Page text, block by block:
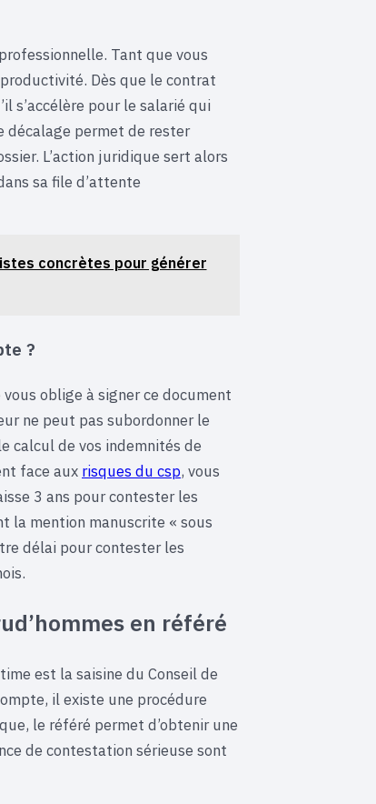
Tant que vous
Dès que le contrat
s’accélère pour le salarié qui
décalage permet de rester
L’action juridique sert alors
sa file d’attente
concrètes pour générer
?
vous oblige à signer ce document
ne peut pas subordonner le
calcul de vos indemnités de
face aux risques du csp, vous
3 ans pour contester les
la mention manuscrite « sous
délai pour contester les
en référé
est la saisine du Conseil de
il existe une procédure
le référé permet d’obtenir une
de contestation sérieuse sont